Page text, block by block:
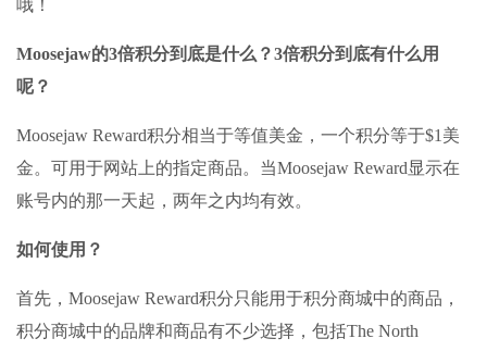
哦！
Moosejaw的3倍积分到底是什么？3倍积分到底有什么用
呢？
Moosejaw Reward积分相当于等值美金，一个积分等于$1美
金。可用于网站上的指定商品。当Moosejaw Reward显示在
账号内的那一天起，两年之内均有效。
如何使用？
首先，Moosejaw Reward积分只能用于积分商城中的商品，
积分商城中的品牌和商品有不少选择，包括The North